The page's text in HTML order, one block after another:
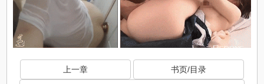
上一章 书页/目录